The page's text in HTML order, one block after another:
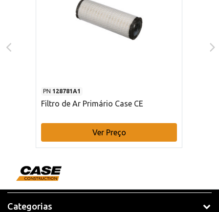
PN 128781A1
Filtro de Ar Primário Case CE
Ver Preço
Categorias